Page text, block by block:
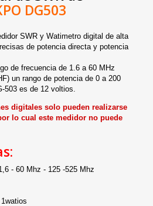
DG503
SWR y Watimetro digital de alta
de potencia directa y potencia
de frecuencia de 1.6 a 60 MHz
un rango de potencia de 0 a 200
503 es de 12 voltios.
digitales solo pueden realizarse
lo cual este medidor no puede
- 60 Mhz - 125 -525 Mhz